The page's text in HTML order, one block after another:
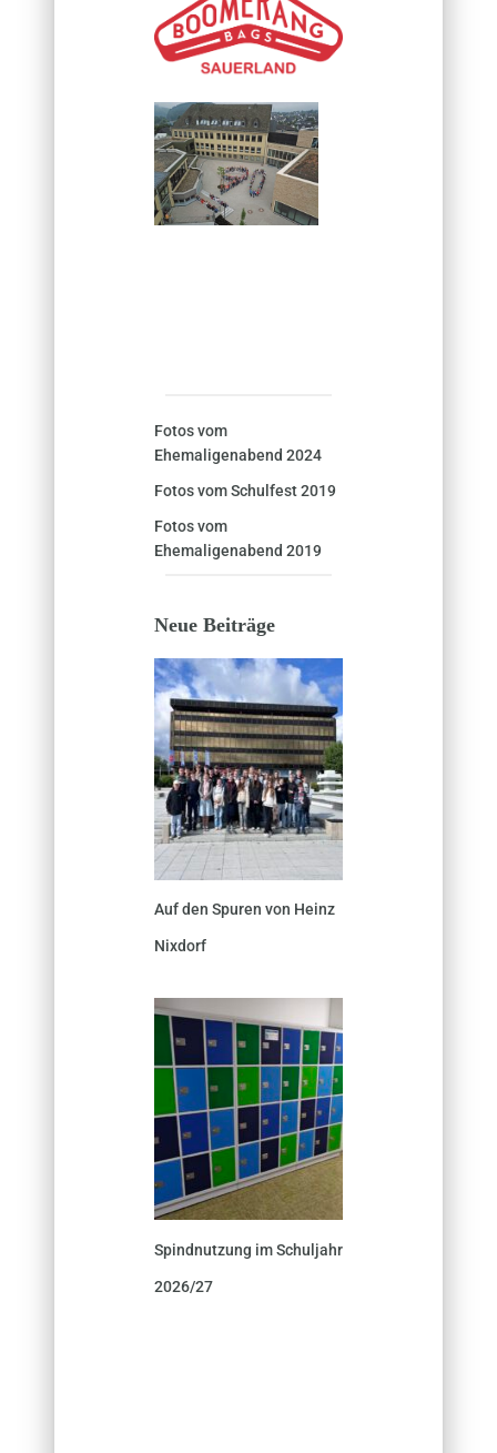
Fotos vom
Ehemaligenabend 2024
Fotos vom Schulfest 2019
Fotos vom
Ehemaligenabend 2019
Neue Beiträge
Auf den Spuren von Heinz
Nixdorf
Spindnutzung im Schuljahr
2026/27